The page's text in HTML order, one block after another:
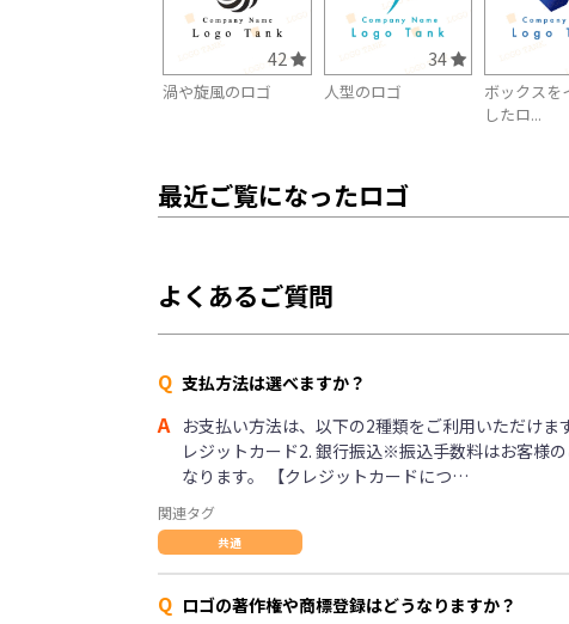
42
渦や旋風のロゴ
34
人型のロゴ
ボックスを
したロ...
最近ご覧になったロゴ
よくあるご質問
Q 支払方法は選べますか？
A お支払い方法は、以下の2種類をご利用いただけま
レジットカード2. 銀行振込※振込手数料はお客様
なります。 【クレジットカードにつ…
関連タグ
共通
Q ロゴの著作権や商標登録はどうなりますか？